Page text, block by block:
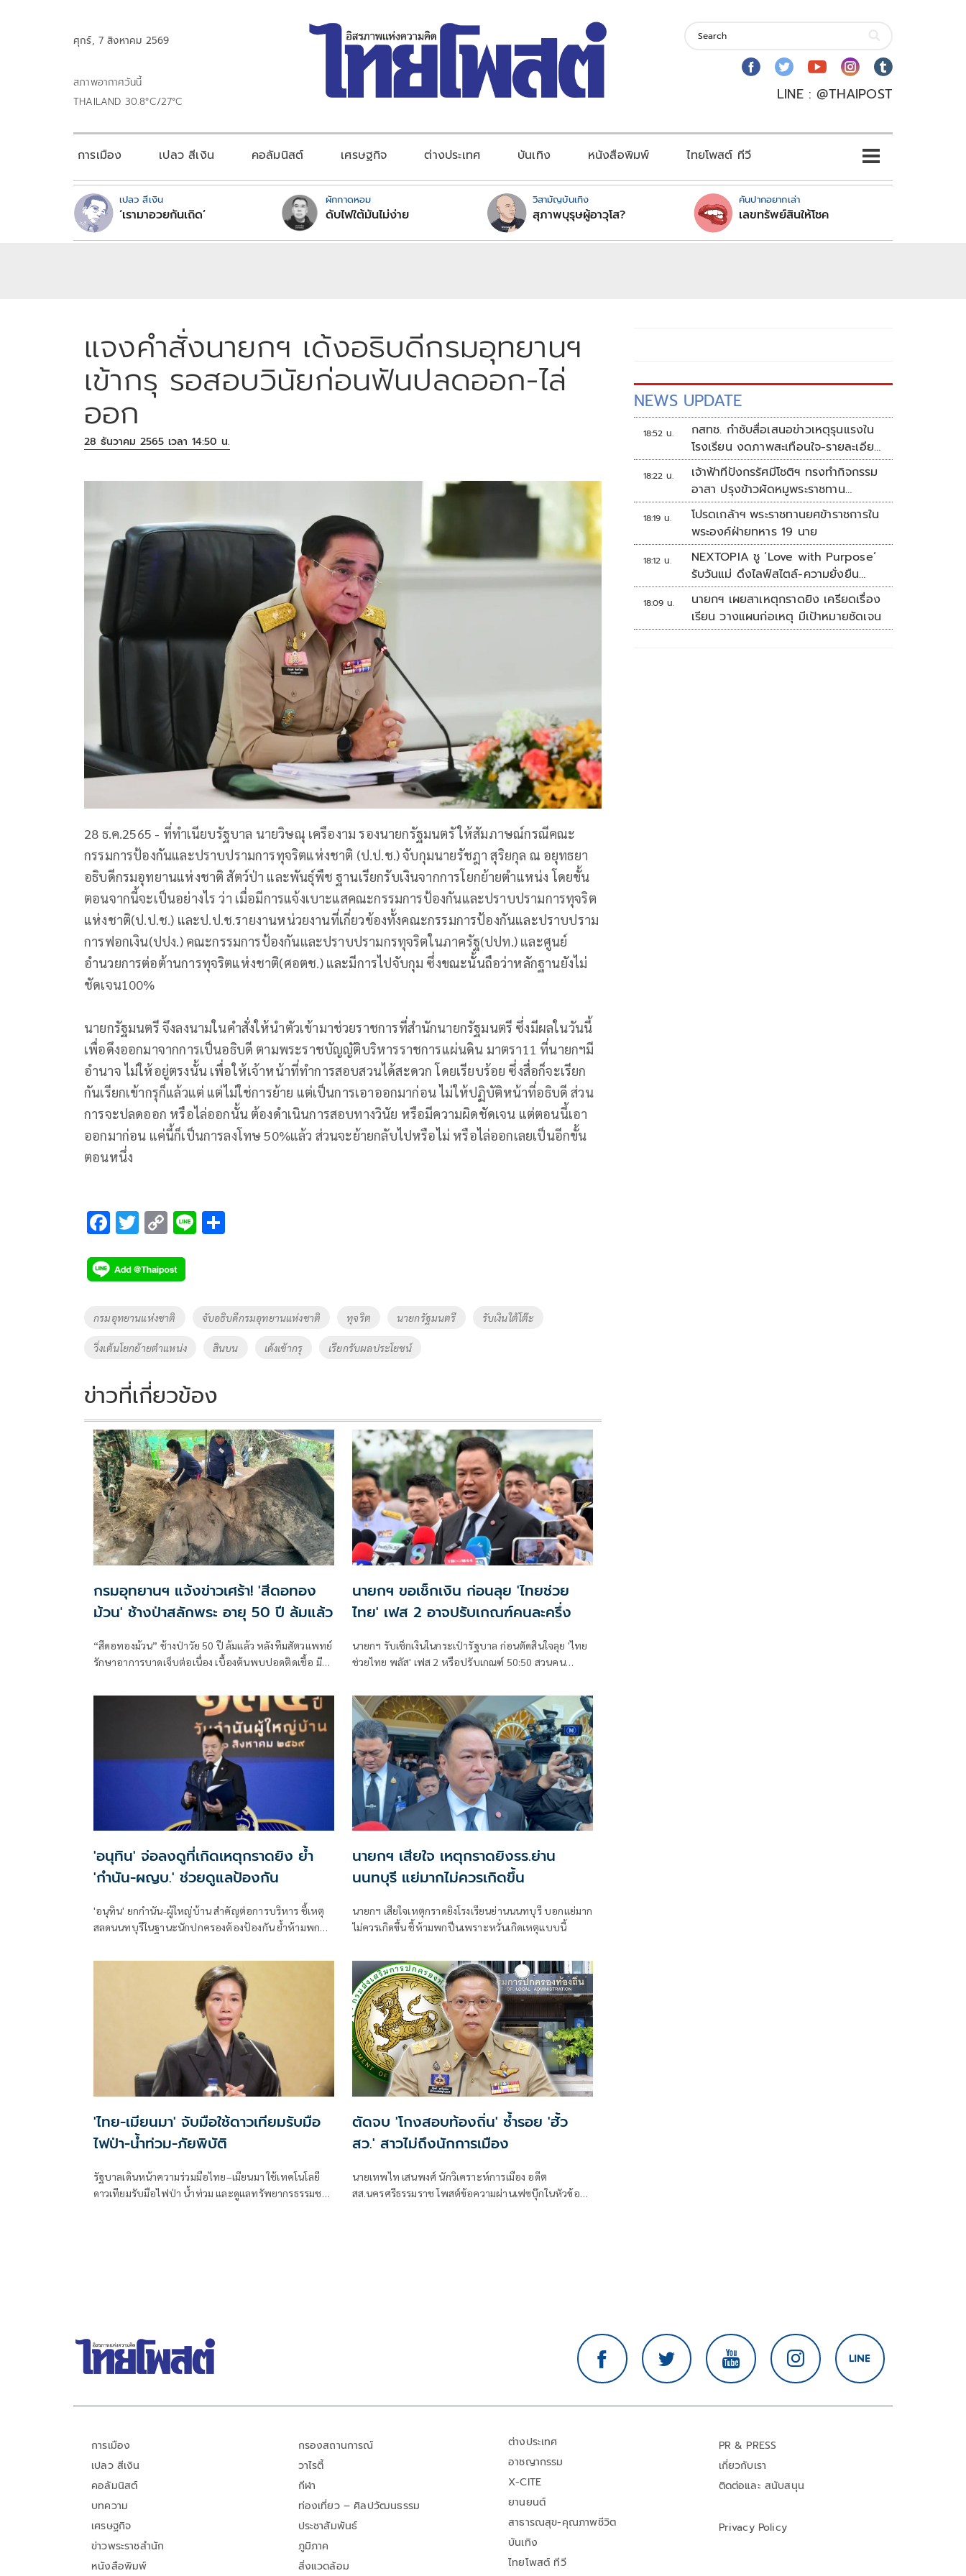
ศุกร์, 7 สิงหาคม 2569
สภาพอากาศวันนี้
THAILAND 30.8°C/27°C
LINE : @THAIPOST
การเมือง เปลว สีเงิน คอลัมนิสต์ เศรษฐกิจ ต่างประเทศ บันเทิง หนังสือพิมพ์ ไทยโพสต์ ทีวี
เปลว สีเงิน
‘เรามาอวยกันเถิด’
ผักกาดหอม
ดับไฟใต้มันไม่ง่าย
วิสามัญบันเทิง
สุภาพบุรุษผู้อาวุโส?
คันปากอยากเล่า
เลขทรัพย์สินให้โชค
แจงคำสั่งนายกฯ เด้งอธิบดีกรมอุทยานฯ
เข้ากรุ รอสอบวินัยก่อนฟันปลดออก-ไล่
ออก
28 ธันวาคม 2565 เวลา 14:50 น.
28 ธ.ค.2565 - ที่ทำเนียบรัฐบาล นายวิษณุ เครืองาม รองนายกรัฐมนตรั ให้สัมภาษณ์กรณีคณะ
กรรมการป้องกันและปราบปรามการทุจริตแห่งชาติ (ป.ป.ช.) จับกุมนายรัชฎา สุริยกุล ณ อยุทธยา
อธิบดีกรมอุทยานแห่งชาติ สัตว์ป่า และพันธุ์พืช ฐานเรียกรับเงินจากการโยกย้ายตำแหน่ง โดยขั้น
ตอนจากนี้จะเป็นอย่างไร ว่า เมื่อมีการแจ้งเบาะแสคณะกรรมการป้องกันและปราบปรามการทุจริต
แห่งชาติ(ป.ป.ช.) และป.ป.ช.รายงานหน่วยงานที่เกี่ยวข้องทั้งคณะกรรมการป้องกันและปราบปราม
การฟอกเงิน(ปปง.) คณะกรรมการป้องกันและปราบปรามกรทุจริตในภาครัฐ(ปปท.) และศูนย์
อำนวยการต่อต้านการทุจริตแห่งชาติ(ศอตช.) และมีการไปจับกุม ซึ่งขณะนั้นถือว่าหลักฐานยังไม่
ชัดเจน100%
นายกรัฐมนตรี จึงลงนามในคำสั่งให้นำตัวเข้ามาช่วยราชการที่สำนักนายกรัฐมนตรี ซึ่งมีผลในวันนี้
เพื่อดึงออกมาจากการเป็นอธิบดี ตามพระราชบัญญัติบริหารราชการแผ่นดิน มาตรา11 ที่นายกฯมี
อำนาจ ไม่ให้อยู่ตรงนั้น เพื่อให้เจ้าหน้าที่ทำการสอบสวนได้สะดวก โดยเรียบร้อย ซึ่งสื่อก็จะเรียก
กันเรียกเข้ากรุก็แล้วแต่ แต่ไม่ใช่การย้าย แต่เป็นการเอาออกมาก่อน ไม่ให้ปฏิบัติหน้าที่อธิบดี ส่วน
การจะปลดออก หรือไล่ออกนั้น ต้องดำเนินการสอบทางวินัย หรือมีความผิดชัดเจน แต่ตอนนี้เอา
ออกมาก่อน แค่นี้ก็เป็นการลงโทษ 50%แล้ว ส่วนจะย้ายกลับไปหรือไม่ หรือไล่ออกเลยเป็นอีกขั้น
ตอนหนึ่ง
F
e
b
o
o
k
T
tt
er
C
p
y
Li
k
Li
Tags
กรมอุทยานแห่งชาติ จับอธิบดีกรมอุทยานแห่งชาติ ทุจริต นายกรัฐมนตรี รับเงินใต้โต๊ะ
วิ่งเต้นโยกย้ายตำแหน่ง สินบน เด้งเข้ากรุ เรียกรับผลประโยชน์
ข่าวที่เกี่ยวข้อง
กรมอุทยานฯ แจ้งข่าวเศร้า! 'สีดอทอง
ม้วน' ช้างป่าสลักพระ อายุ 50 ปี ล้มแล้ว
“สีดอทองม้วน” ช้างป่าวัย 50 ปี ล้มแล้ว หลังทีมสัตวแพทย์
รักษาอาการบาดเจ็บต่อเนื่อง เบื้องต้นพบปอดติดเชื้อ มี
อาหารได้น้อย
นายกฯ ขอเช็กเงิน ก่อนลุย 'ไทยช่วย
ไทย' เฟส 2 อาจปรับเกณฑ์คนละครึ่ง
นายกฯ รับเช็กเงินในกระเป๋ารัฐบาล ก่อนตัดสินใจลุย 'ไทย
ช่วยไทย พลัส' เฟส 2 หรือปรับเกณฑ์ 50:50 สวนคน
ยันสถานะคลังยังแข็งแรง
'อนุทิน' จ่อลงดูที่เกิดเหตุกราดยิง ย้ำ
'กำนัน-ผญบ.' ช่วยดูแลป้องกัน
'อนุทิน' ยกกำนัน-ผู้ใหญ่บ้าน สำคัญต่อการบริหาร ชี้เหตุ
สลดนนทบุรีในฐานะนักปกครองต้องป้องกัน ย้ำห้ามพกปืน
เตรียมรุดลงดูที่เกิดเหตุ
นายกฯ เสียใจ เหตุกราดยิงรร.ย่าน
นนทบุรี แย่มากไม่ควรเกิดขึ้น
นายกฯ เสียใจเหตุกราดยิงโรงเรียนย่านนนทบุรี บอกแย่มาก
ไม่ควรเกิดขึ้น ชี้ห้ามพกปืนเพราะหวั่นเกิดเหตุแบบนี้
'ไทย-เมียนมา' จับมือใช้ดาวเทียมรับมือ
ไฟป่า-น้ำท่วม-ภัยพิบัติ
รัฐบาลเดินหน้าความร่วมมือไทย–เมียนมา ใช้เทคโนโลยี
ดาวเทียมรับมือไฟป่า น้ำท่วม และดูแลทรัพยากรธรรมชาติ
ตัดจบ 'โกงสอบท้องถิ่น' ซ้ำรอย 'ฮั้ว
สว.' สาวไม่ถึงนักการเมือง
นายเทพไท เสนพงศ์ นักวิเคราะห์การเมือง อดีต
สส.นครศรีธรรมราช โพสต์ข้อความผ่านเฟซบุ๊กในหัวข้อ
NEWS UPDATE
18:52 น.
กสทช. กำชับสื่อเสนอข่าวเหตุรุนแรงใน
โรงเรียน งดภาพสะเทือนใจ-รายละเอียด
เสี่ยงเลียนแบบ
18:22 น.
เจ้าฟ้าทีปังกรรัศมีโชติฯ ทรงทำกิจกรรม
อาสา ปรุงข้าวผัดหมูพระราชทาน
ประชาชน
18:19 น.
โปรดเกล้าฯ พระราชทานยศข้าราชการใน
พระองค์ฝ่ายทหาร 19 นาย
18:12 น.
NEXTOPIA ชู ‘Love with Purpose’
รับวันแม่ ดึงไลฟ์สไตล์-ความยั่งยืน
สร้างประสบการณ์ช้อปปิงมีความหมาย
18:09 น.
นายกฯ เผยสาเหตุกราดยิง เครียดเรื่อง
เรียน วางแผนก่อเหตุ มีเป้าหมายชัดเจน
การเมือง
เปลว สีเงิน
คอลัมนิสต์
บทความ
เศรษฐกิจ
ข่าวพระราชสำนัก
หนังสือพิมพ์
กรองสถานการณ์
วาไรตี้
กีฬา
ท่องเที่ยว – ศิลปวัฒนธรรม
ประชาสัมพันธ์
ภูมิภาค
สิ่งแวดล้อม
ต่างประเทศ
อาชญากรรม
X-CITE
ยานยนต์
สาธารณสุข-คุณภาพชีวิต
บันเทิง
ไทยโพสต์ ทีวี
PR & PRESS
เกี่ยวกับเรา
ติดต่อและ สนับสนุน
Privacy Policy